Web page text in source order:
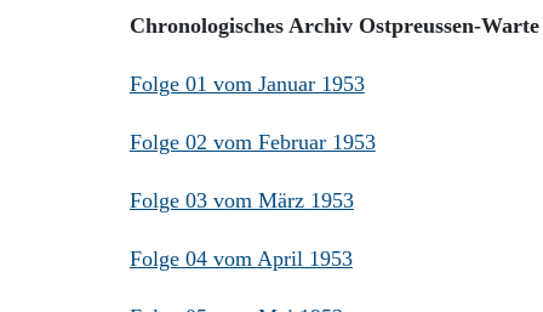
Aktuelle Ausgabe
Abonnenten-Login
Abo Prämien
Mediadaten
Chronologisches Archiv Ostpreussen-
Folge 01 vom Januar 1953
Folge 02 vom Februar 1953
Folge 03 vom März 1953
Folge 04 vom April 1953